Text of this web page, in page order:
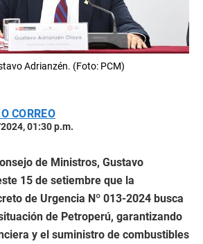
Adrianzén. (Foto: PCM)
CORREO
01:30 p.m.
de Ministros, Gustavo
15 de setiembre que la
de Urgencia Nº 013-2024 busca
de Petroperú, garantizando
y el suministro de combustibles